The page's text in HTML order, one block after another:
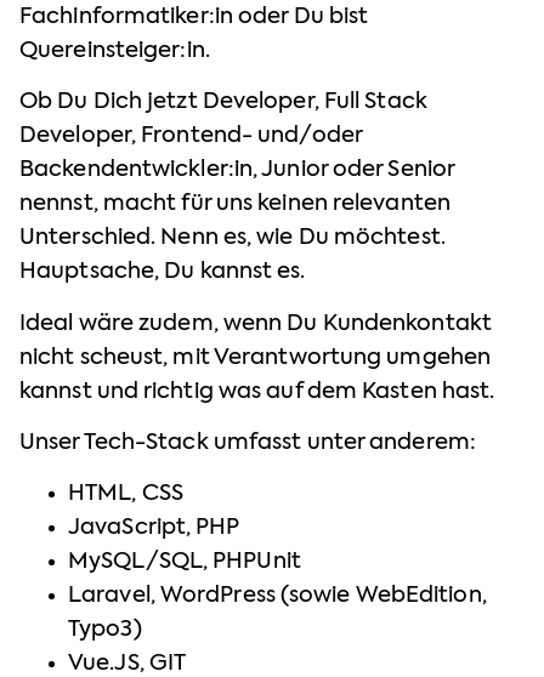
Fachinformatiker:in oder Du bist
Quereinsteiger:in.
Ob Du Dich jetzt Developer, Full Stack
Developer, Frontend- und/oder
Backendentwickler:in, Junior oder Senior
nennst, macht für uns keinen relevanten
Unterschied. Nenn es, wie Du möchtest.
Hauptsache, Du kannst es.
Ideal wäre zudem, wenn Du Kundenkontakt
nicht scheust, mit Verantwortung umgehen
kannst und richtig was auf dem Kasten hast.
Unser Tech-Stack umfasst unter anderem:
HTML, CSS
JavaScript, PHP
MySQL/SQL, PHPUnit
Laravel, WordPress (sowie WebEdition,
Typo3)
Vue.JS, GIT